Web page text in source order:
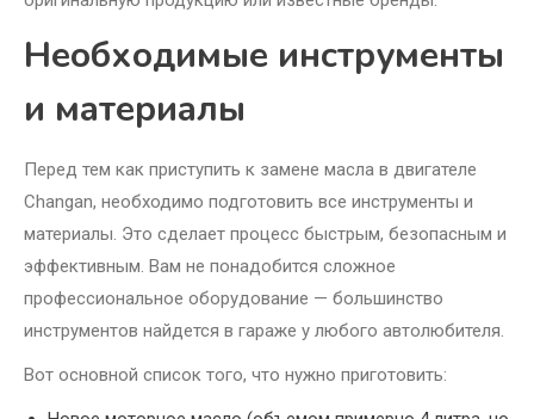
Необходимые инструменты
и материалы
Перед тем как приступить к замене масла в двигателе
Changan, необходимо подготовить все инструменты и
материалы. Это сделает процесс быстрым, безопасным и
эффективным. Вам не понадобится сложное
профессиональное оборудование — большинство
инструментов найдется в гараже у любого автолюбителя.
Вот основной список того, что нужно приготовить: